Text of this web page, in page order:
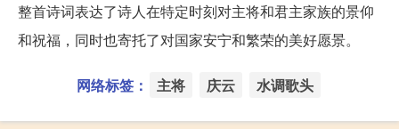
整首诗词表达了诗人在特定时刻对主将和君主家族的景仰
和祝福，同时也寄托了对国家安宁和繁荣的美好愿景。
网络标签： 主将 庆云 水调歌头